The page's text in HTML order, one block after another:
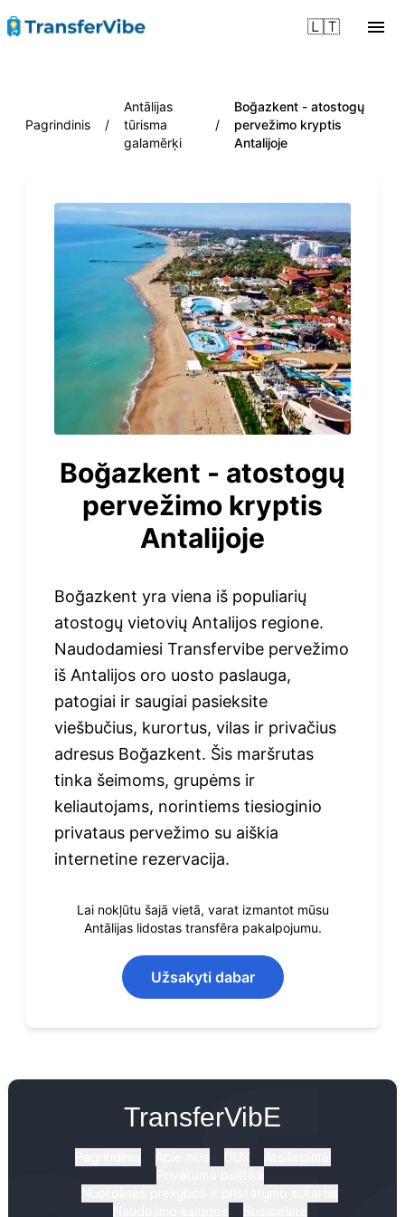
🇱🇹
Pagrindinis /
Antālijas
tūrisma
galamērķi
/
Boğazkent - atostogų
pervežimo kryptis
Antalijoje
Boğazkent - atostogų
pervežimo kryptis
Antalijoje
Boğazkent yra viena iš populiarių
atostogų vietovių Antalijos regione.
Naudodamiesi Transfervibe pervežimo
iš Antalijos oro uosto paslauga,
patogiai ir saugiai pasieksite
viešbučius, kurortus, vilas ir privačius
adresus Boğazkent. Šis maršrutas
tinka šeimoms, grupėms ir
keliautojams, norintiems tiesioginio
privataus pervežimo su aiškia
internetine rezervacija.
Lai nokļūtu šajā vietā, varat izmantot mūsu
Antālijas lidostas transfēra pakalpojumu.
Užsakyti dabar
TransferVibE